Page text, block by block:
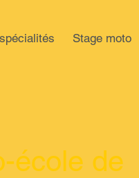
Stage moto
école de